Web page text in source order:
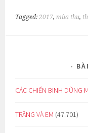
Tagged:2017, mùa thu,
CÁC CHIẾN BINH DŨNG
TRĂNG VÀ EM (47.701)